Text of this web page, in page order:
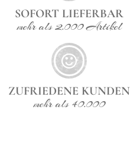
SOFORT LIEFERBAR
mehr als 2.000 Artikel
ZUFRIEDENE KUNDEN
mehr als 40.000